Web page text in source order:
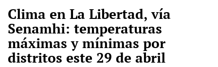
Clima en La Libertad, vía
Senamhi: temperaturas
máximas y mínimas por
distritos este 29 de abril